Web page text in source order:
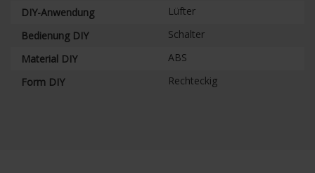
DIY-Anwendung
Lüfter
Bedienung DIY
Schalter
Material DIY
ABS
Form DIY
Rechteckig